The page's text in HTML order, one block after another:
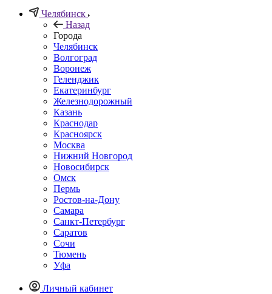
Челябинск
Назад
Города
Челябинск
Волгоград
Воронеж
Геленджик
Екатеринбург
Железнодорожный
Казань
Краснодар
Красноярск
Москва
Нижний Новгород
Новосибирск
Омск
Пермь
Ростов-на-Дону
Самара
Санкт-Петербург
Саратов
Сочи
Тюмень
Уфа
Личный кабинет